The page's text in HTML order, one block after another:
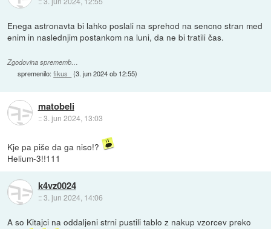
Enega astronavta bi lahko poslali na sprehod na sencno stran med
enim in naslednjim postankom na luni, da ne bi tratili čas.
Zgodovina sprememb…
spremenilo:fikus_ (3. jun 2024 ob 12:55)
matobeli
::3. jun 2024, 13:03
Kje pa piše da ga niso!?
Helium-3!!111
k4vz0024
::3. jun 2024, 14:06
A so Kitajci na oddaljeni strni pustili tablo z nakup vzorcev preko